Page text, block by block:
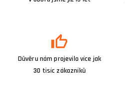
Důvěru nám projevilo více jak
30 tisíc zákazníků